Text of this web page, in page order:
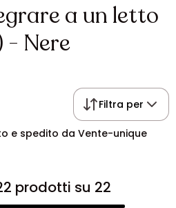
a un letto
Nere
Filtra per
e spedito da Vente-unique
prodotti su 22